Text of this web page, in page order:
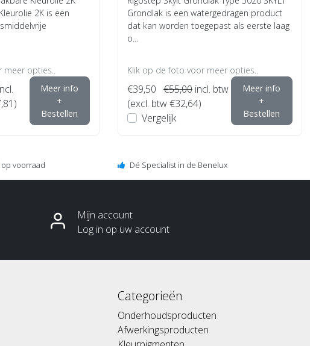
2K is een
opties..
Meer info
+
Bestellen
Grondlak is een watergedragen product
dat kan worden toegepast als eerste laag
o...
Klik op de foto voor meer opties..
€39,50 €55,00 incl. btw
(excl. btw €32,64)
Vergelijk
Meer info
+
Bestellen
voorraad Dé Specialist in de Benelux
Mijn account
Log in op uw account
Categorieën
Onderhoudsproducten
Afwerkingsproducten